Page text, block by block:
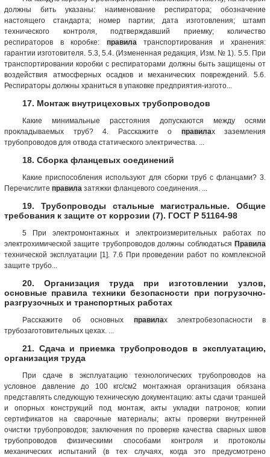
должны бить указаны: наименование респиратора; обозначение
настоящего стандарта; номер партии; дата изготовления; штамп
технического контроля, подтверждавший приемку; количество
респираторов в коробке: правила транспортирования и хранения:
гарантии изготовителя. 5.3, 5.4. (Измененная редакция, Изм. № 1). 5.5. При
транспортировании коробки с респираторами должны быть защищены от
воздействия атмосферных осадков и механических повреждений. 5.6.
Респираторы должны храниться в упаковке предприятия-изгото...
17. Монтаж внутрицеховых трубопроводов
Какие минимальные расстояния допускаются между осями
прокладываемых труб? 4. Расскажите о правилах заземления
трубопроводов для отвода статического электричества. ...
18. Сборка фланцевых соединений
Какие приспособления используют для сборки труб с фланцами? 3.
Перечислите правила затяжки фланцевого соединения. ...
19. Трубопроводы стальные магистральные. Общие
требования к защите от коррозии (7). ГОСТ Р 51164-98
5 При электромонтажных и электроизмерительных работах по
электрохимической защите трубопроводов должны соблюдаться Правила
технической эксплуатации [1]. 7.6 При проведении работ по комплексной
защите трубо...
20. Организация труда при изготовлении узлов,
основные правила техники безопасности при погрузочно-
разгрузочных и транспортных работах
Расскажите об основных правилах электробезопасности в
трубозаготовительных цехах. ...
21. Сдача и приемка трубопроводов в эксплуатацию,
организация труда
При сдаче в эксплуатацию технологических трубопроводов на
условное давление до 100 кгс/см2 монтажная организация обязана
представлять следующую техническую документацию: акты сдачи траншей
и опорных конструкций под монтаж, акты укладки патронов; копии
сертификатов на сварочные материалы; акты проверки внутренней
очистки трубопроводов; заключения по проверке качества сварных швов
трубопроводов физическими способами контроля и протоколы
механических испытаний (в тех случаях, когда это предусмотрено